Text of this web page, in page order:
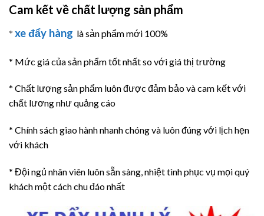
Cam kết về chất lượng sản phẩm
* xe đẩy hàng là sản phẩm mới 100%
* Mức giá của sản phẩm tốt nhất so với giá thị trường
* Chất lượng sản phẩm luôn được đảm bảo và cam kết với
chất lương như quảng cáo
* Chính sách giao hành nhanh chóng và luôn đúng với lịch hẹn
với khách
* Đội ngủ nhân viên luôn sẵn sàng, nhiệt tình phục vụ mọi quý
khách một cách chu đáo nhất